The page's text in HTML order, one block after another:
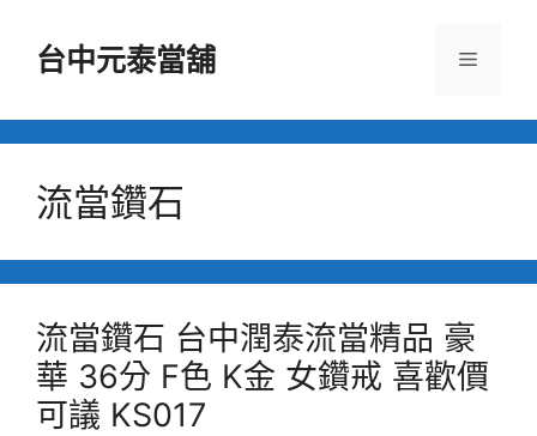
台中元泰當舖 選
流當鑽石
流當鑽石 台中潤泰流當精品 豪
華 36分 F色 K金 女鑽戒 喜歡價
可議 KS017